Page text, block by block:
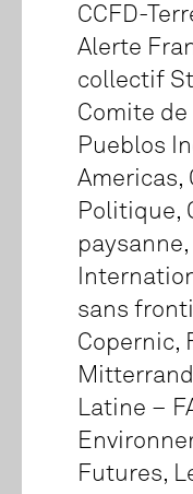
CCFD-
Alerte
collectif
Comite
Pueblos
Americas,
Politique,
paysanne,
sans
Copernic,
Latine –
Futures,